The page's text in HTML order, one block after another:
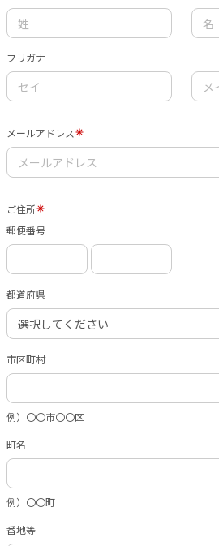
フリガナ
メールアドレス
ご住所
郵便番号
-
都道府県
市区町村
例）〇〇市〇〇区
町名
例）〇〇町
番地等